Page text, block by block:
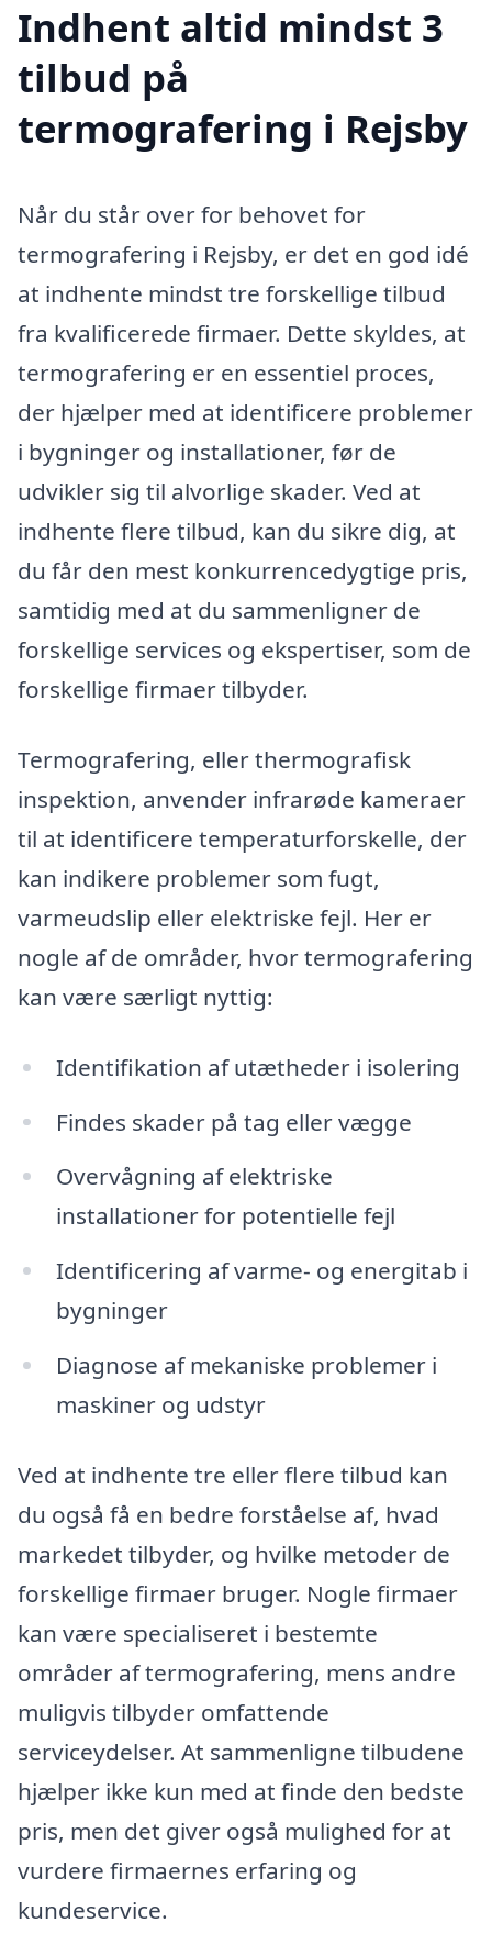
Indhent altid mindst 3
tilbud på
termografering i Rejsby
Når du står over for behovet for
termografering i Rejsby, er det en god idé
at indhente mindst tre forskellige tilbud
fra kvalificerede firmaer. Dette skyldes, at
termografering er en essentiel proces,
der hjælper med at identificere problemer
i bygninger og installationer, før de
udvikler sig til alvorlige skader. Ved at
indhente flere tilbud, kan du sikre dig, at
du får den mest konkurrencedygtige pris,
samtidig med at du sammenligner de
forskellige services og ekspertiser, som de
forskellige firmaer tilbyder.
Termografering, eller thermografisk
inspektion, anvender infrarøde kameraer
til at identificere temperaturforskelle, der
kan indikere problemer som fugt,
varmeudslip eller elektriske fejl. Her er
nogle af de områder, hvor termografering
kan være særligt nyttig:
Identifikation af utætheder i isolering
Findes skader på tag eller vægge
Overvågning af elektriske
installationer for potentielle fejl
Identificering af varme- og energitab i
bygninger
Diagnose af mekaniske problemer i
maskiner og udstyr
Ved at indhente tre eller flere tilbud kan
du også få en bedre forståelse af, hvad
markedet tilbyder, og hvilke metoder de
forskellige firmaer bruger. Nogle firmaer
kan være specialiseret i bestemte
områder af termografering, mens andre
muligvis tilbyder omfattende
serviceydelser. At sammenligne tilbudene
hjælper ikke kun med at finde den bedste
pris, men det giver også mulighed for at
vurdere firmaernes erfaring og
kundeservice.